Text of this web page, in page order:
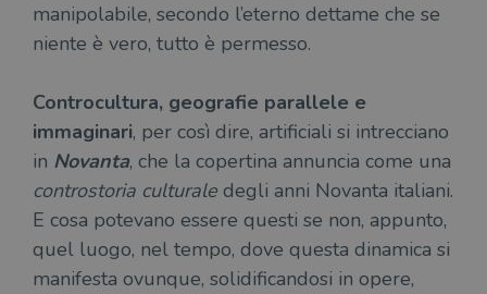
manipolabile, secondo l’eterno dettame che se
niente è vero, tutto è permesso.
Controcultura, geografie parallele e
immaginari, per così dire, artificiali si intrecciano
in Novanta, che la copertina annuncia come una
controstoria culturale degli anni Novanta italiani.
E cosa potevano essere questi se non, appunto,
quel luogo, nel tempo, dove questa dinamica si
manifesta ovunque, solidificandosi in opere,